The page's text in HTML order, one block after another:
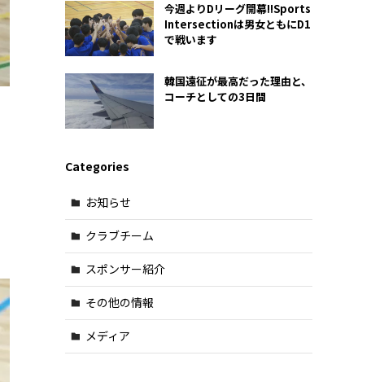
今週よりDリーグ開幕!!Sports
Intersectionは男女ともにD1
で戦います
韓国遠征が最高だった理由と、
コーチとしての3日間
Categories
お知らせ
クラブチーム
スポンサー紹介
その他の情報
メディア